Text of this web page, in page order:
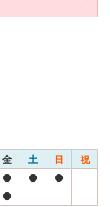
金 土 日 祝